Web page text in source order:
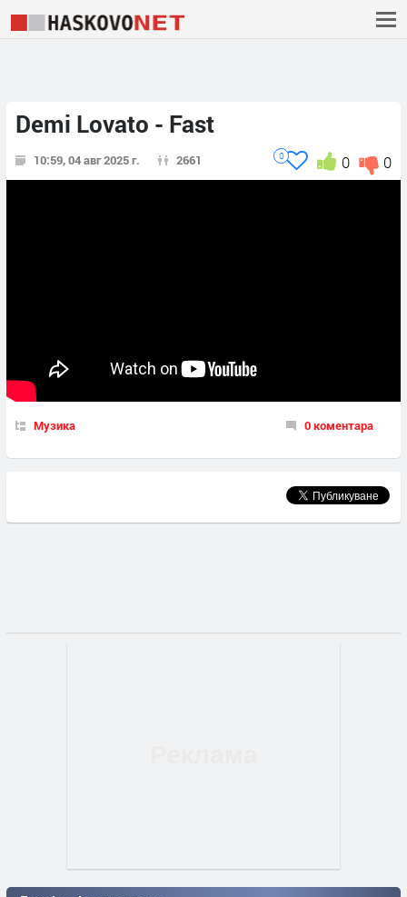
Demi Lovato - Fast
10:59, 04 авг 2025 г. 2661 0
0
0
Музика 0 коментара